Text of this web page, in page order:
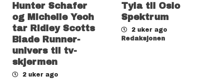
Hunter Schafer
og Michelle Yeoh
tar Ridley Scotts
Blade Runner-
univers til tv-
skjermen
2 uker ago
Tyla til Oslo
Spektrum
2 uker ago
Redaksjonen